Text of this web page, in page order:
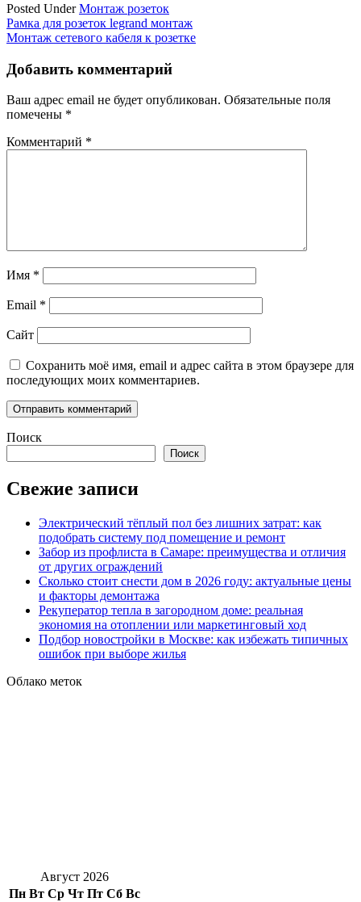
Posted UnderМонтаж розеток
Навигация
по
записям
Рамка для розеток legrand монтаж
Монтаж сетевого кабеля к розетке
Добавить комментарий
Ваш адрес email не будет опубликован. Обязательные поля
помечены *
Комментарий *
Имя *
Email *
Сайт
Сохранить моё имя, email и адрес сайта в этом браузере для
последующих моих комментариев.
Поиск
Поиск
Свежие записи
Электрический тёплый пол без лишних затрат: как
подобрать систему под помещение и ремонт
Забор из профлиста в Самаре: преимущества и отличия
от других ограждений
Сколько стоит снести дом в 2026 году: актуальные цены
и факторы демонтажа
Рекуператор тепла в загородном доме: реальная
экономия на отоплении или маркетинговый ход
Подбор новостройки в Москве: как избежать типичных
ошибок при выборе жилья
Облако меток
Август 2026
Пн Вт Ср Чт Пт Сб Вс